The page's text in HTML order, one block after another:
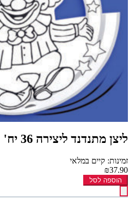
ליצן מתנדנד ליצירה 36 יח'
זמינות: קיים במלאי
₪37.90
הוספה לסל